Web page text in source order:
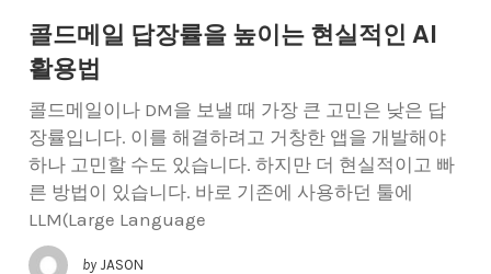
콜드메일 답장률을 높이는 현실적인 AI
활용법
콜드메일이나 DM을 보낼 때 가장 큰 고민은 낮은 답
장률입니다. 이를 해결하려고 거창한 앱을 개발해야
하나 고민할 수도 있습니다. 하지만 더 현실적이고 빠
른 방법이 있습니다. 바로 기존에 사용하던 툴에
LLM(Large Language
by JASON